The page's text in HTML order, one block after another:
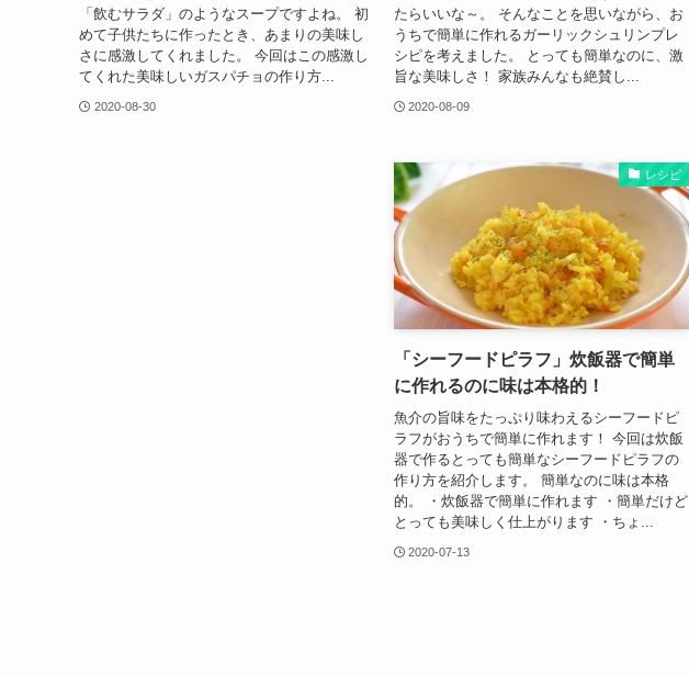
「飲むサラダ」のようなスープですよね。 初
めて子供たちに作ったとき、あまりの美味し
さに感激してくれました。 今回はこの感激し
てくれた美味しいガスパチョの作り方...
2020-08-30
たらいいな～。 そんなことを思いながら、お
うちで簡単に作れるガーリックシュリンプレ
シピを考えました。 とっても簡単なのに、激
旨な美味しさ！ 家族みんなも絶賛し...
2020-08-09
レシピ
「シーフードピラフ」炊飯器で簡単
に作れるのに味は本格的！
魚介の旨味をたっぷり味わえるシーフードピ
ラフがおうちで簡単に作れます！ 今回は炊飯
器で作るとっても簡単なシーフードピラフの
作り方を紹介します。 簡単なのに味は本格
的。 ・炊飯器で簡単に作れます ・簡単だけど
とっても美味しく仕上がります ・ちょ...
2020-07-13